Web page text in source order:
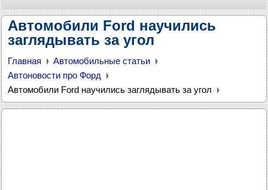
Автомобили Ford научились
заглядывать за угол
Главная
Автомобильные статьи
Автоновости про Форд
Автомобили Ford научились заглядывать за угол